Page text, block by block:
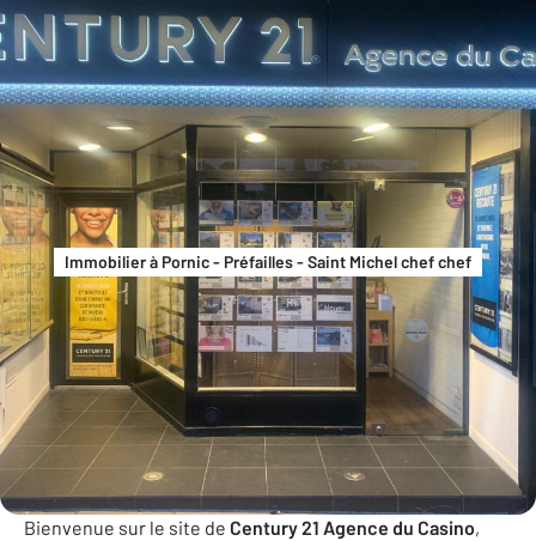
Immobilier à Pornic - Préfailles - Saint Michel chef chef
Century 21 Agence du Casino
Bienvenue sur le site de Century 21 Agence du Casino,